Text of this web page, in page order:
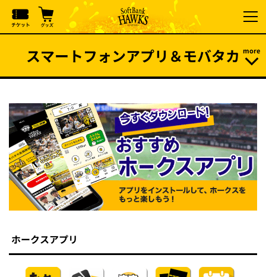
スマートフォンアプリ＆モバタカ
ホークスアプリ